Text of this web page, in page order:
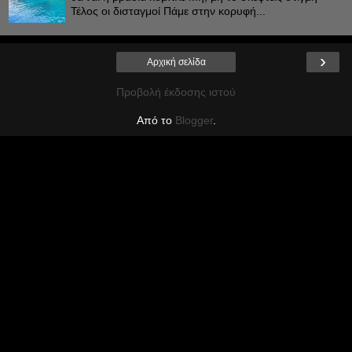
Τέλος οι δισταγμοί Πάμε στην κορυφή...
›
Αρχική σελίδα
Προβολή έκδοσης ιστού
Από το Blogger.